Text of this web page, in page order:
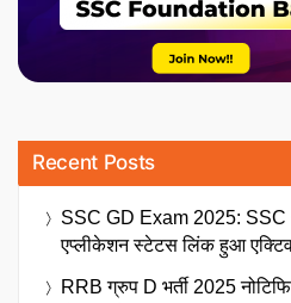
Recent Posts
SSC GD Exam 2025: SSC
एप्लीकेशन स्टेटस लिंक हुआ
RRB ग्रुप D भर्ती 2025